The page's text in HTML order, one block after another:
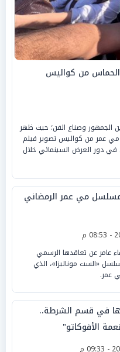
من كواليس
الجمهور وصناع الفن؛ حيث ظهر
مي عمر من كواليس تصوير فيلم
دور العرض السينمائي خلال
مي عمر الرمضاني
عامر عن تعاقدها الرسمي
«الست موناليزا»، الذي
عمر.
في قسم الشرطة..
الأفوكاتو"